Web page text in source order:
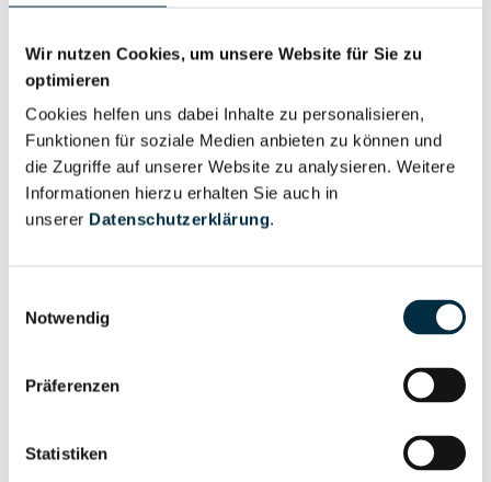
Wir nutzen Cookies, um unsere Website für Sie zu
optimieren
Cookies helfen uns dabei Inhalte zu personalisieren,
Funktionen für soziale Medien anbieten zu können und
die Zugriffe auf unserer Website zu analysieren. Weitere
Informationen hierzu erhalten Sie auch in
unserer Datenschutzerklärung.
Notwendig
Präferenzen
Statistiken
Personen im Unternehmen
Geschäftsführer (1)
Für registrierte
Nutzer
Eigentums- und Kontrollstruktur
Vollständiges